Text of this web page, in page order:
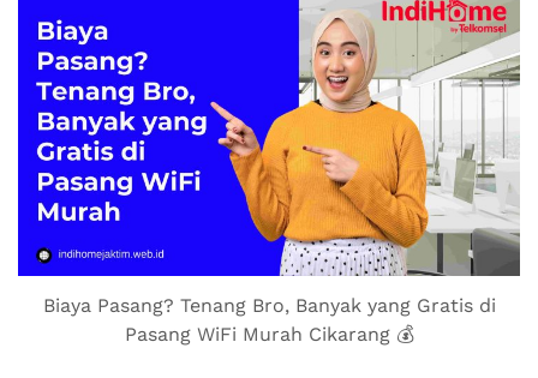
Biaya Pasang? Tenang Bro, Banyak yang Gratis di
Pasang WiFi Murah Cikarang 💰